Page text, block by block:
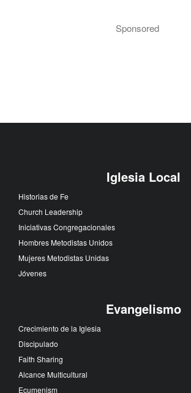
Sponsored
Iglesia Local
Historias de Fe
Church Leadership
Iniciativas Congregacionales
Hombres Metodistas Unidos
Mujeres Metodistas Unidas
Jóvenes
Evangelismo
Crecimiento de la Iglesia
Discipulado
Faith Sharing
Alcance Multicultural
Ecumenism